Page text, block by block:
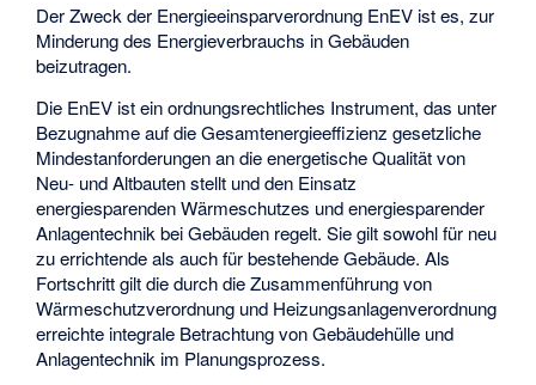
Der Zweck der Energieeinsparverordnung EnEV ist es, zur
Minderung des Energieverbrauchs in Gebäuden
beizutragen.
Die EnEV ist ein ordnungsrechtliches Instrument, das unter
Bezugnahme auf die Gesamtenergieeffizienz gesetzliche
Mindestanforderungen an die energetische Qualität von
Neu- und Altbauten stellt und den Einsatz
energiesparenden Wärmeschutzes und energiesparender
Anlagentechnik bei Gebäuden regelt. Sie gilt sowohl für neu
zu errichtende als auch für bestehende Gebäude. Als
Fortschritt gilt die durch die Zusammenführung von
Wärmeschutzverordnung und Heizungsanlagenverordnung
erreichte integrale Betrachtung von Gebäudehülle und
Anlagentechnik im Planungsprozess.